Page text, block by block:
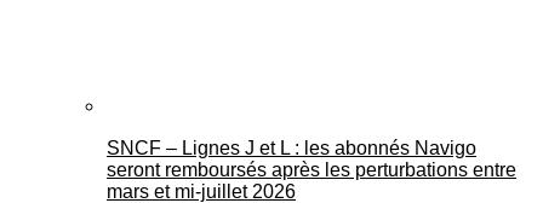
SNCF – Lignes J et L : les abonnés Navigo
seront remboursés après les perturbations entre
mars et mi-juillet 2026